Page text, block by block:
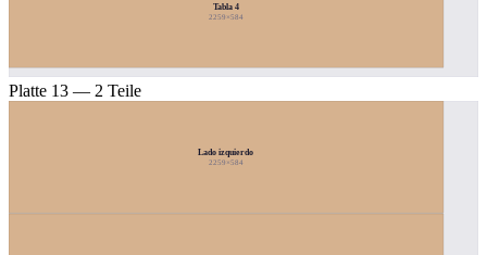
Tabla 4
2259×584
Platte 13 — 2 Teile
Lado izquierdo
2259×584